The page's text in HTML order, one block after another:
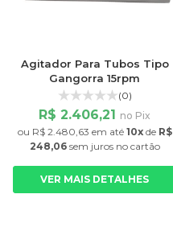
Agitador Para Tubos Tipo
Gangorra 15rpm
(0)
R$ 2.406,21 no Pix
ou R$ 2.480,63 em até 10xde R$
248,06 sem jurosno cartão
VER MAIS DETALHES